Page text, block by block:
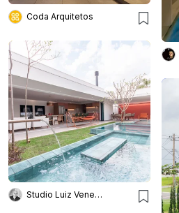
Coda Arquitetos
Studio Luiz Veneziano Arqu.